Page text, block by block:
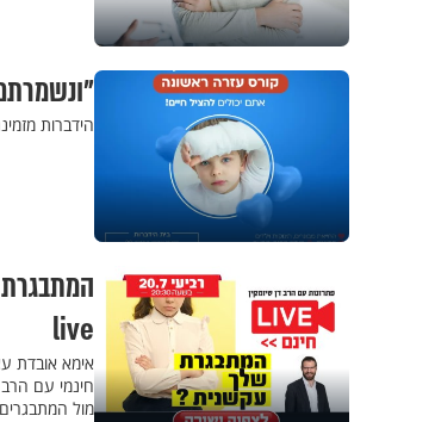
הידברות
live
אימא אובדת
חינמי עם הרב
מול